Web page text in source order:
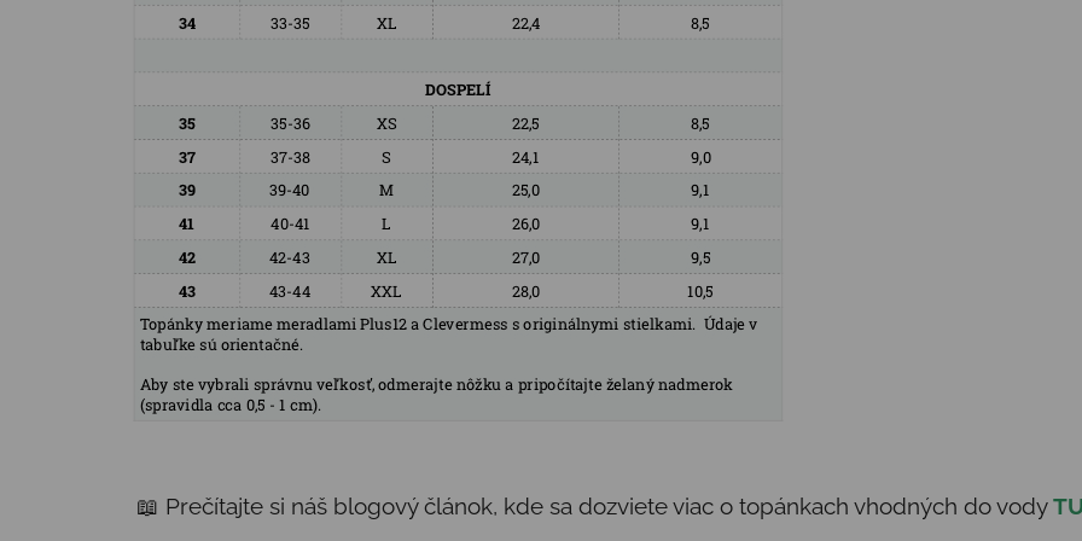
📖 Prečítajte si náš blogový článok, kde sa dozviete viac o topánkach vhodných do vody